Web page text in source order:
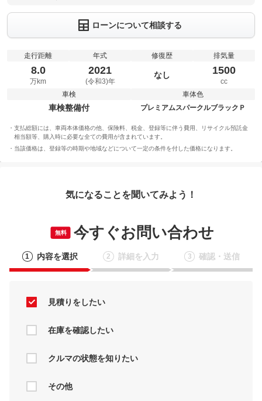
ローンについて相談する
走行距離
8.0
万km
年式
2021
(令和3)年
修復歴
なし
排気量
1500
cc
車検
車検整備付
車体色
プレミアムスパークルブラックＰ
支払総額には、車両本体価格の他、保険料、税金、登録等に伴う費用、リサイクル預託金
相当額等、購入時に必要な全ての費用が含まれています。
当該価格は、登録等の時期や地域などについて一定の条件を付した価格になります。
気になることを聞いてみよう！
無料 今すぐお問い合わせ
1 内容を選択 2 詳細を入力 3 確認・送信
見積りをしたい
在庫を確認したい
クルマの状態を知りたい
その他